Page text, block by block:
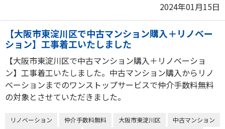
2024年01月15日
【大阪市東淀川区で中古マンション購入＋リノベー
ション】工事着工いたしました
【大阪市東淀川区で中古マンション購入＋リノベーショ
ン】工事着工いたしました。中古マンション購入からリノ
ベーションまでのワンストップサービスで仲介手数料無料
の対象とさせていただきました。
リノベーション 仲介手数料無料 大阪市東淀川区
中古マンション